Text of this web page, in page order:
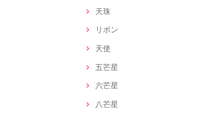
天珠
リボン
天使
五芒星
六芒星
八芒星